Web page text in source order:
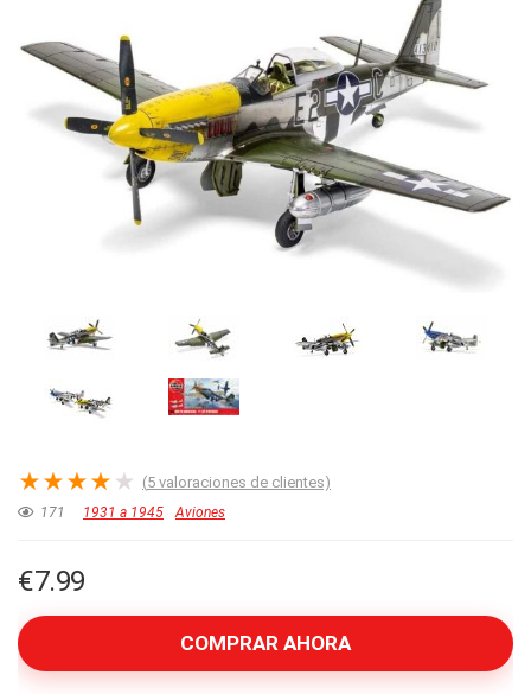
★★★★ ★ (5 valoraciones de clientes)
171 1931 a 1945 Aviones
€7.99
COMPRAR AHORA